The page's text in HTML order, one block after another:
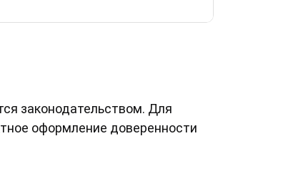
законодательством. Для
оформление доверенности